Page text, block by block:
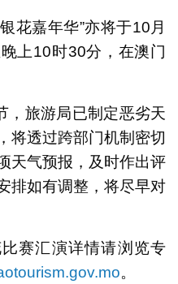
花嘉年华”亦将于10月
上10时30分，在澳门
，旅游局已制定恶劣天
将透过跨部门机制密切
天气预报，及时作出评
排如有调整，将尽早对
赛汇演详情请浏览专
。